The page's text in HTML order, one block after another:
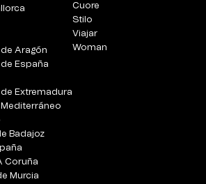
Aragón
España
Extremadura
Badajoz
Coruña
Murcia
Cuore
Stilo
Viajar
Woman